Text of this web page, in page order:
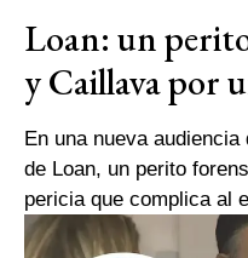
Loan: un
y Caillava por
En una nueva
de Loan, un perito
pericia que complica al